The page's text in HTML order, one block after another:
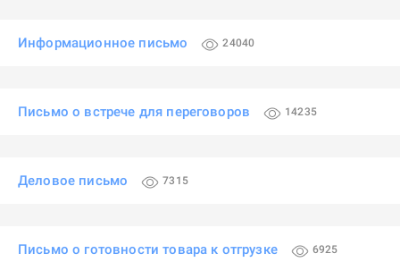
Информационное письмо 24040
Письмо о встрече для переговоров 14235
Деловое письмо 7315
Письмо о готовности товара к отгрузке 6925